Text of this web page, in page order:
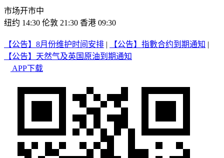
市场开市中
纽约 14:30 伦敦 21:30 香港 09:30
【公告】8月份维护时间安排 | 【公告】指數合约到期通知 |
【公告】天然气及英国原油到期通知
APP下载